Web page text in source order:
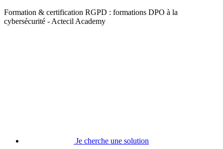
Formation & certification RGPD : formations DPO à la
cybersécurité - Actecil Academy
Je cherche une solution